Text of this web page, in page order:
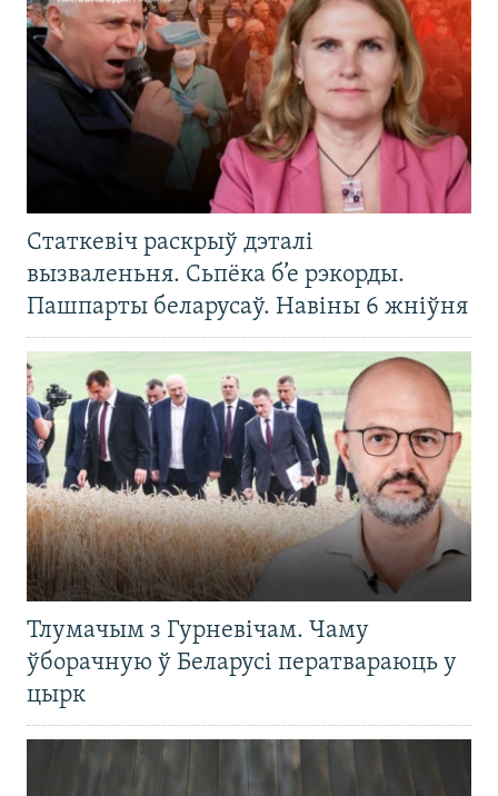
Статкевіч раскрыў дэталі
вызваленьня. Сьпёка б’е рэкорды.
Пашпарты беларусаў. Навіны 6 жніўня
Тлумачым з Гурневічам. Чаму
ўборачную ў Беларусі ператвараюць у
цырк